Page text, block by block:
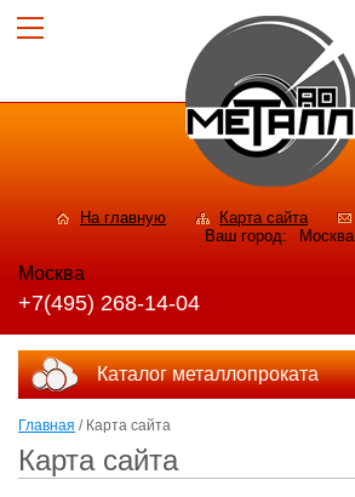
На главную Карта сайта
Ваш город:
Москва
Москва
+7(495) 268-14-04
Каталог металлопроката
Главная / Карта сайта
Карта сайта